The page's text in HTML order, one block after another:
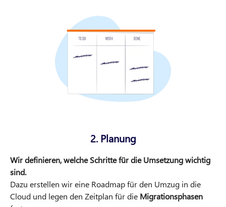
2. Planung
Wir definieren, welche Schritte für die Umsetzung wichtig
sind.
Dazu erstellen wir eine Roadmap für den Umzug in die
Cloud und legen den Zeitplan für die Migrationsphasen